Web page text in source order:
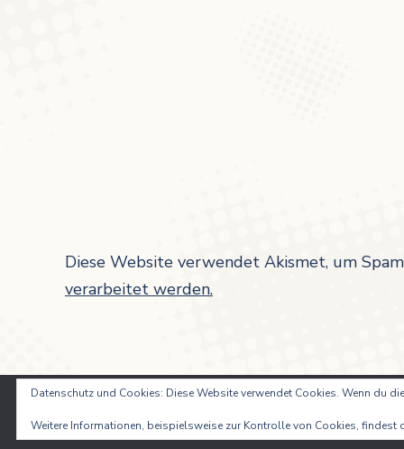
Diese Website verwendet Akismet, um
verarbeitet werden.
Datenschutz und Cookies: Diese Website verwendet Cookies. Wenn du
Weitere Informationen, beispielsweise zur Kontrolle von Cookies, findest